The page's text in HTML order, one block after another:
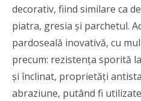
decorativ, fiind similare ca
piatra, gresia și parchetul.
pardoseală inovativă, cu
precum: rezistența sporită
și înclinat, proprietăți
abraziune, putând fi